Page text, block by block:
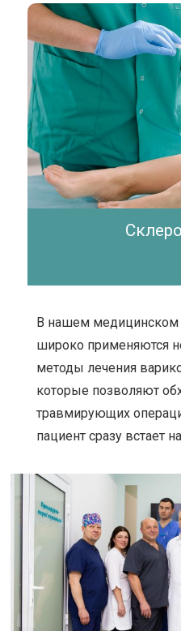
В нашем медицинском
широко применяются
методы лечения
которые позволяют
травмирующих
пациент сразу встает